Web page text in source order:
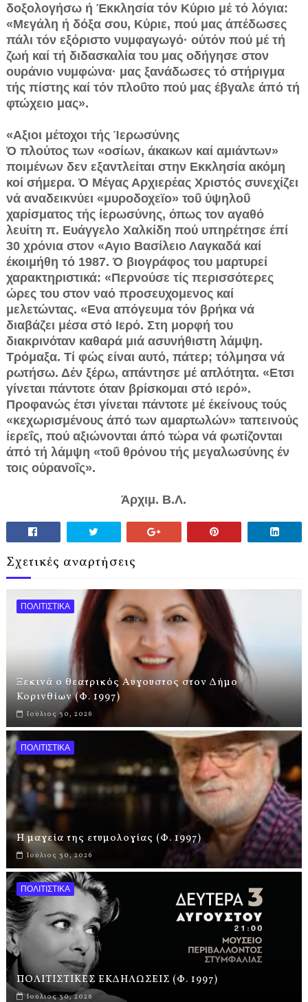
δοξολογήσω ή Έκκλησία τόν Κύριο μέ τό λόγια:
«Μεγάλη ή δόξα σου, Κύριε, πού μας άπέδωσες
πάλι τόν εξόριστο νυμφαγωγό· ούτόν πού μέ τή
ζωή καί τή διδασκαλία του μας οδήγησε στον
ουράνιο νυμφώνα· μας ξανάδωσες τό στήριγμα
τής πίστης καί τόν πλοΰτο πού μας έβγαλε άπό τή
φτώχειο μας».
«Αξιοι μέτοχοι τής Ίερωσύνης
Ό πλούτος των «οσίων, άκακων καί αμιάντων»
ποιμένων δεν εξαντλείται στην Εκκλησία ακόμη
κοί σήμερα. Ό Μέγας Αρχιερέας Χριστός συνεχίζει
νά αναδεικνύει «μυροδοχεϊο» τοΰ ύψηλοΰ
χαρίσματος τής ίερωσύνης, όπως τον αγαθό
λευίτη π. Ευάγγελο Χαλκίδη πού υπηρέτησε έπί
30 χρόνια στον «Αγιο Βασίλειο Λαγκαδά καί
έκοιμήθη τό 1987. Ό βιογράφος του μαρτυρεί
χαρακτηριστικά: «Περνούσε τίς περισσότερες
ώρες του στον ναό προσευχομενος καί
μελετώντας. «Ενα απόγευμα τόν βρήκα νά
διαβάζει μέσα στό Ιερό. Στη μορφή του
διακρινόταν καθαρά μιά ασυνήθιστη λάμψη.
Τρόμαξα. Τί φώς είναι αυτό, πάτερ; τόλμησα νά
ρωτήσω. Δέν ξέρω, απάντησε μέ απλότητα. «Ετσι
γίνεται πάντοτε όταν βρίσκομαι στό ιερό».
Προφανώς έτσι γίνεται πάντοτε μέ έκείνους τούς
«κεχωρισμένους άπό των αμαρτωλών» ταπεινούς
ίερεΐς, πού αξιώνονται άπό τώρα νά φωτίζονται
άπό τή λάμψη «τοΰ θρόνου τής μεγαλωσύνης έν
τοις ούρανοΐς».
Άρχιμ. Β.Λ.
Σχετικές αναρτήσεις
ΠΟΛΙΤΙΣΤΙΚΑ
Ξεκινά ο θεατρικός Αύγουστος στον Δήμο
Κορινθίων (Φ. 1997)
Ιούλιος 30, 2026
ΠΟΛΙΤΙΣΤΙΚΑ
Η μαγεία της ετυμολογίας (Φ. 1997)
Ιούλιος 30, 2026
ΠΟΛΙΤΙΣΤΙΚΑ
ΠΟΛΙΤΙΣΤΙΚΕΣ ΕΚΔΗΛΩΣΕΙΣ (Φ. 1997)
Ιούλιος 30, 2026